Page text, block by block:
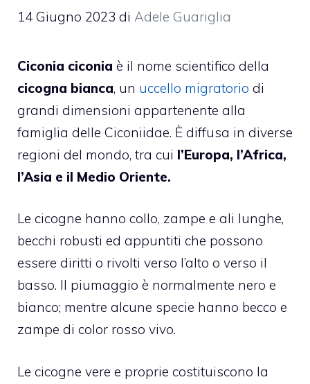
14 Giugno 2023 di Adele Guariglia
Ciconia ciconia è il nome scientifico della
cicogna bianca, un uccello migratorio di
grandi dimensioni appartenente alla
famiglia delle Ciconiidae. È diffusa in diverse
regioni del mondo, tra cui l’Europa, l’Africa,
l’Asia e il Medio Oriente.
Le cicogne hanno collo, zampe e ali lunghe,
becchi robusti ed appuntiti che possono
essere diritti o rivolti verso l’alto o verso il
basso. Il piumaggio è normalmente nero e
bianco; mentre alcune specie hanno becco e
zampe di color rosso vivo.
Le cicogne vere e proprie costituiscono la